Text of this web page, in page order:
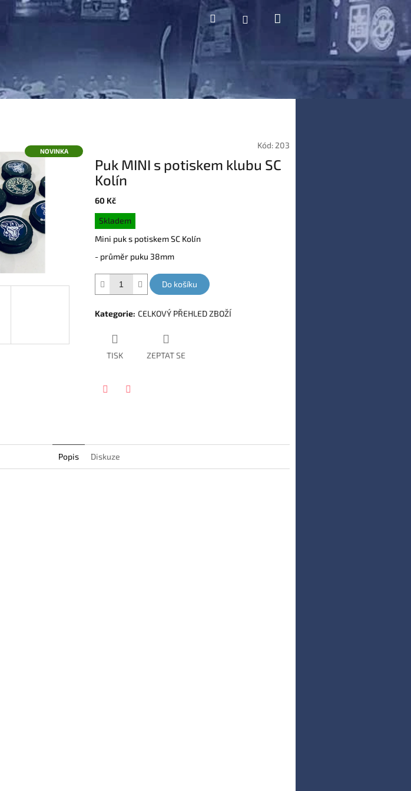
HledatPřihlášeníNákupní
košík
NOVINKA
Kód: 203
Puk MINI s potiskem klubu SC
Kolín
60 Kč
Měrná
cena:
Skladem
Mini puk s potiskem SC Kolín
- průměr puku 38mm
Do košíku
Kategorie: CELKOVÝ PŘEHLED ZBOŽÍ
TISK ZEPTAT SE
Popis Diskuze